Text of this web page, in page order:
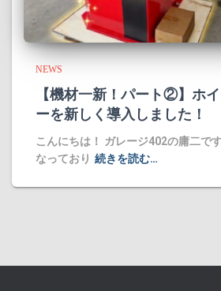
NEWS
【機材一新！パート②】ホ
ーを新しく導入しました！
こんにちは！ ガレージ402の庸二で
なっており 続きを読む…